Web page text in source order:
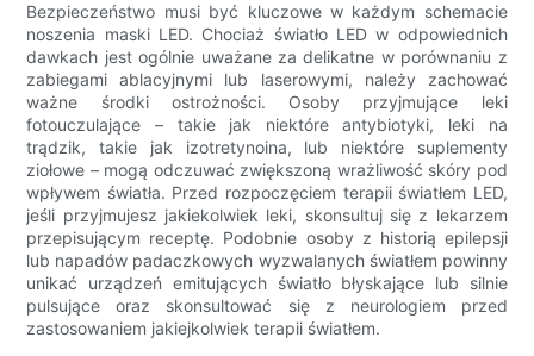
Bezpieczeństwo musi być kluczowe w każdym schemacie
noszenia maski LED. Chociaż światło LED w odpowiednich
dawkach jest ogólnie uważane za delikatne w porównaniu z
zabiegami ablacyjnymi lub laserowymi, należy zachować
ważne środki ostrożności. Osoby przyjmujące leki
fotouczulające – takie jak niektóre antybiotyki, leki na
trądzik, takie jak izotretynoina, lub niektóre suplementy
ziołowe – mogą odczuwać zwiększoną wrażliwość skóry pod
wpływem światła. Przed rozpoczęciem terapii światłem LED,
jeśli przyjmujesz jakiekolwiek leki, skonsultuj się z lekarzem
przepisującym receptę. Podobnie osoby z historią epilepsji
lub napadów padaczkowych wyzwalanych światłem powinny
unikać urządzeń emitujących światło błyskające lub silnie
pulsujące oraz skonsultować się z neurologiem przed
zastosowaniem jakiejkolwiek terapii światłem.